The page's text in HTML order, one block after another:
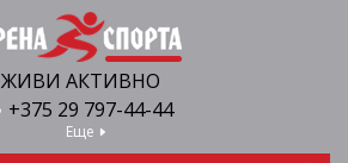
ЖИВИ АКТИВНО
+375 29 797-44-44
Еще